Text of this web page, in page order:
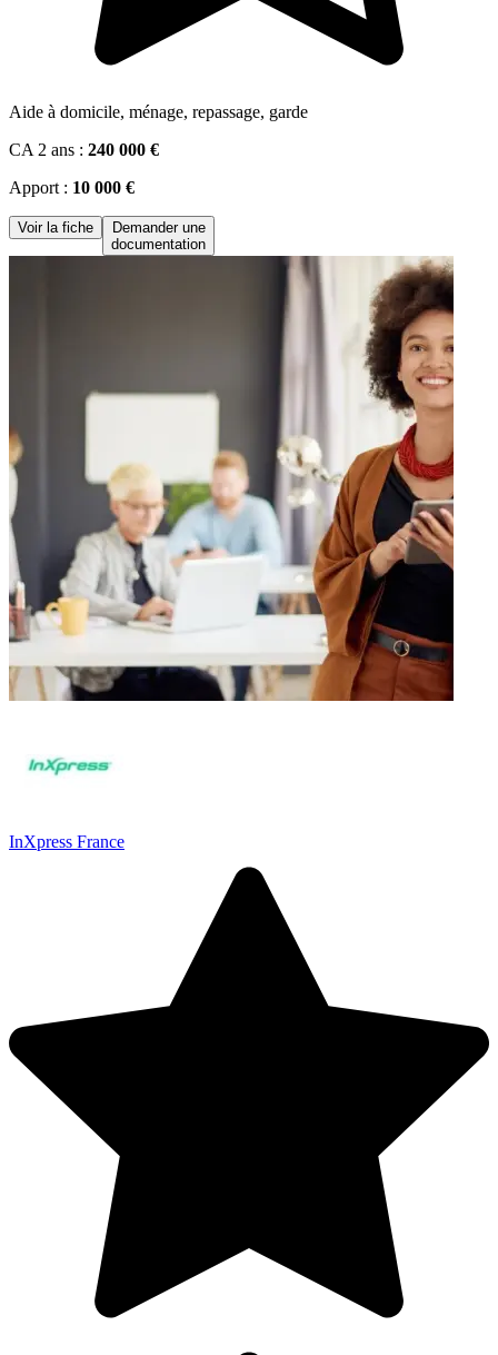
Aide à domicile, ménage, repassage, garde
CA 2 ans : 240 000 €
Apport : 10 000 €
Voir la fiche
Demander une
documentation
InXpress France